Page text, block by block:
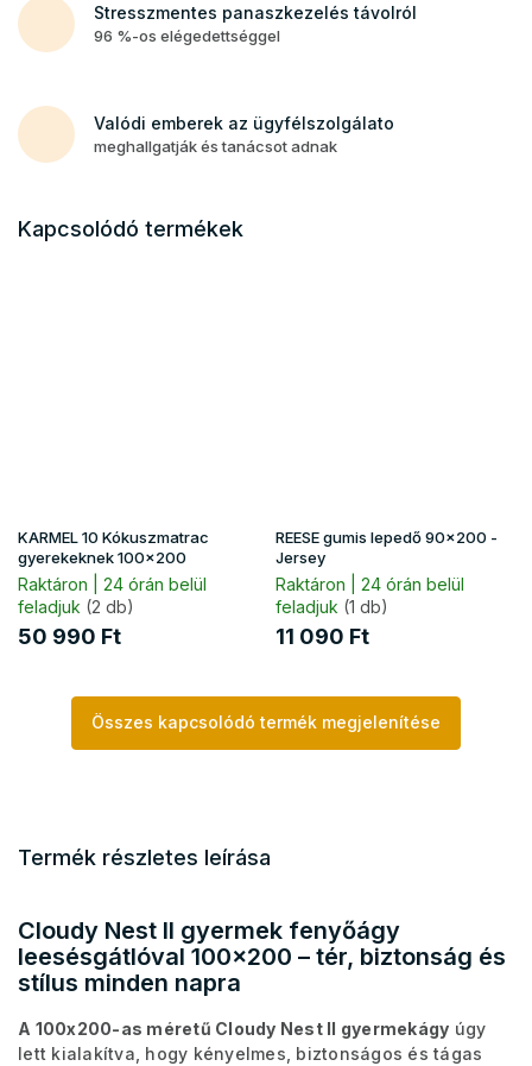
Stresszmentes panaszkezelés távolról
96 %-os elégedettséggel
Valódi emberek az ügyfélszolgálato
meghallgatják és tanácsot adnak
Kapcsolódó termékek
KARMEL 10 Kókuszmatrac
gyerekeknek 100x200
Raktáron | 24 órán belül
feladjuk (2 db)
50 990 Ft
REESE gumis lepedő 90x200 -
Jersey
Raktáron | 24 órán belül
feladjuk (1 db)
11 090 Ft
Összes kapcsolódó termék megjelenítése
Termék részletes leírása
Cloudy Nest II gyermek fenyőágy
leesésgátlóval 100x200 – tér, biztonság és
stílus minden napra
A 100x200-as méretű Cloudy Nest II gyermekágy úgy
lett kialakítva, hogy kényelmes, biztonságos és tágas